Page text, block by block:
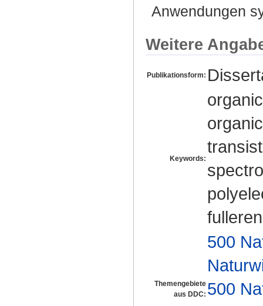
Anwendungen
Weitere
Publikationsform:
Keywords:
Themengebiete
aus DDC:
500
500